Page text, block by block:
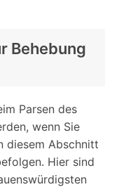
Behebung
Parsen des
wenn Sie
diesem Abschnitt
Hier sind